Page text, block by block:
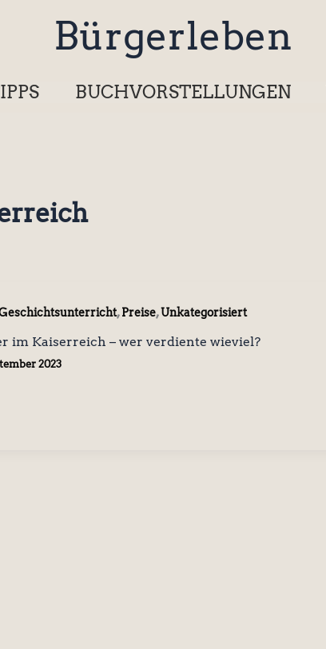
Bürgerleben
BUCHVORSTELLUNGEN
,Preise,Unkategorisiert
im Kaiserreich – wer verdiente wieviel?
2023